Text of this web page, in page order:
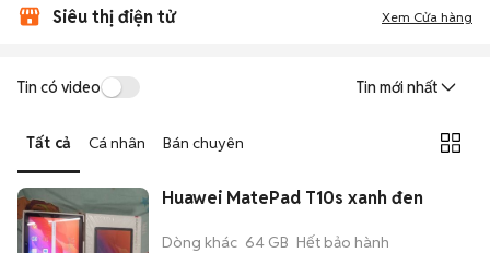
Siêu thị điện tử Xem Cửa hàng
Tin có video Tin mới nhất
Tất cả Cá nhân Bán chuyên
Huawei MatePad T10s xanh đen
Dòng khác 64 GB Hết bảo hành